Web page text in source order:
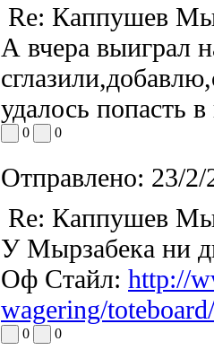
Re: Каппушев
А вчера выиграл
удалось попасть
0 0
Отправлено: 23/
Re: Каппушев
У Мырзабека ни
Оф Стайл: http://
wagering/
0 0